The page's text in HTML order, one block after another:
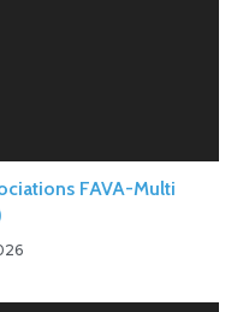
FAVA-Multi